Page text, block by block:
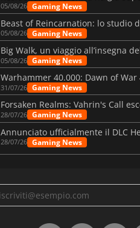
05/08/26 Gaming News
05/08/26 Gaming News
Big Walk, un viaggio all’insegna
05/08/26 Gaming News
31/07/26 Gaming News
28/07/26 Gaming News
28/07/26 Gaming News